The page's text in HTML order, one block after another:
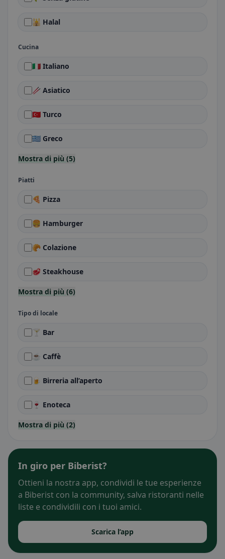
🕌 Halal
Cucina
🇮🇹 Italiano
🥢 Asiatico
🇹🇷 Turco
🇬🇷 Greco
Mostra di più (5)
Piatti
🍕 Pizza
🍔 Hamburger
🥐 Colazione
🥩 Steakhouse
Mostra di più (6)
Tipo di locale
🍸 Bar
☕ Caffè
🍺 Birreria all’aperto
🍷 Enoteca
Mostra di più (2)
In giro per Biberist?
Ottieni la nostra app, condividi le tue esperienze
a Biberist con la community, salva ristoranti nelle
liste e condividili con i tuoi amici.
Scarica l’app